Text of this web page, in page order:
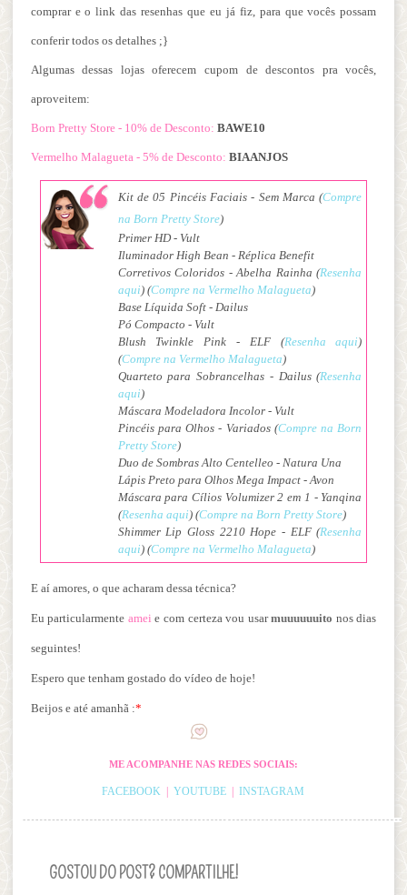
comprar e o link das resenhas que eu já fiz, para que vocês possam
conferir todos os detalhes ;}
Algumas dessas lojas oferecem cupom de descontos pra vocês,
aproveitem:
Born Pretty Store - 10% de Desconto: BAWE10
Vermelho Malagueta - 5% de Desconto: BIAANJOS
Kit de 05 Pincéis Faciais - Sem Marca(Compre
na Born Pretty Store)
Primer HD - Vult
Iluminador High Bean - Réplica Benefit
Corretivos Coloridos - Abelha Rainha (Resenha
aqui) (Compre na Vermelho Malagueta)
Base Líquida Soft - Dailus
Pó Compacto - Vult
Blush Twinkle Pink - ELF (Resenha aqui)
(Compre na Vermelho Malagueta)
Quarteto para Sobrancelhas - Dailus (Resenha
aqui)
Máscara Modeladora Incolor - Vult
Pincéis para Olhos - Variados (Compre na Born
Pretty Store)
Duo de Sombras Alto Centelleo - Natura Una
Lápis Preto para Olhos Mega Impact - Avon
Máscara para Cílios Volumizer 2 em 1 - Yanqina
(Resenha aqui) (Compre na Born Pretty Store)
Shimmer Lip Gloss 2210 Hope - ELF (Resenha
aqui) (Compre na Vermelho Malagueta)
E aí amores, o que acharam dessa técnica?
Eu particularmente ameie com certeza vou usarmuuuuuuito nos dias
seguintes!
Espero que tenham gostado do vídeo de hoje!
Beijos e até amanhã :*
ME ACOMPANHE NAS REDES SOCIAIS:
FACEBOOK |YOUTUBE |INSTAGRAM
GOSTOU DO POST? COMPARTILHE!